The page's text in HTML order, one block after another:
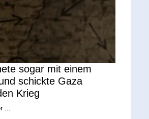
sogar mit einem
schickte Gaza
Krieg
...